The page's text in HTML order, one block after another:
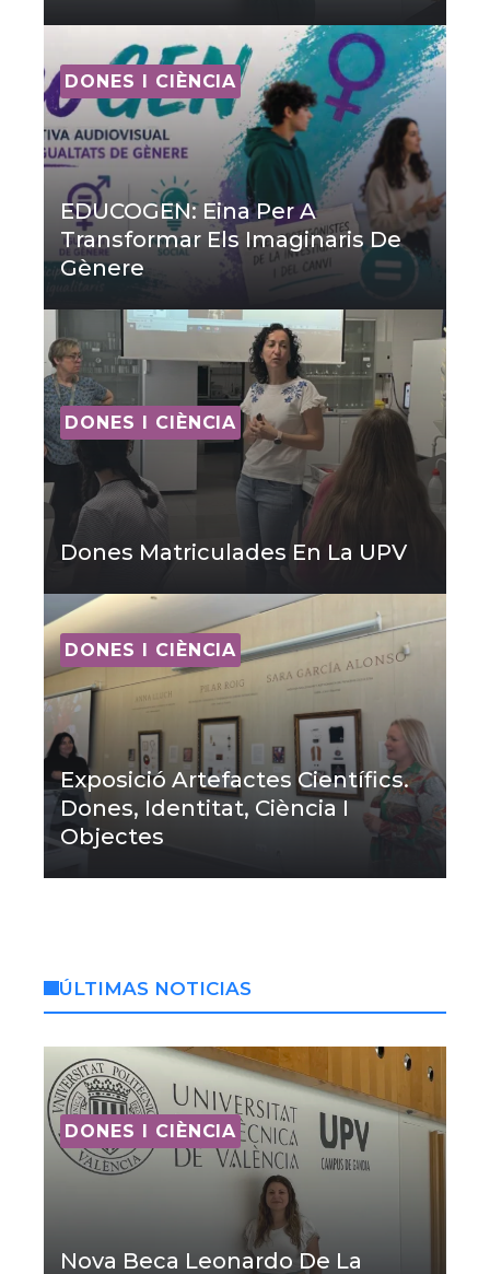
DONES I CIÈNCIA
EDUCOGEN: Eina Per A
Transformar Els Imaginaris De
Gènere
DONES I CIÈNCIA
Dones Matriculades En La UPV
DONES I CIÈNCIA
Exposició Artefactes Científics.
Dones, Identitat, Ciència I
Objectes
ÚLTIMAS NOTICIAS
DONES I CIÈNCIA
Nova Beca Leonardo De La